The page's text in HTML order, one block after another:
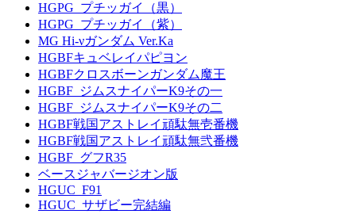
HGPG_プチッガイ（黒）
HGPG_プチッガイ（紫）
MG Hi-νガンダム Ver.Ka
HGBFキュベレイパピヨン
HGBFクロスボーンガンダム魔王
HGBF_ジムスナイパーK9その一
HGBF_ジムスナイパーK9その二
HGBF戦国アストレイ頑駄無壱番機
HGBF戦国アストレイ頑駄無弐番機
HGBF_グフR35
ベースジャバージオン版
HGUC_F91
HGUC_サザビー完結編